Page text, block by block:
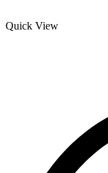
Quick View